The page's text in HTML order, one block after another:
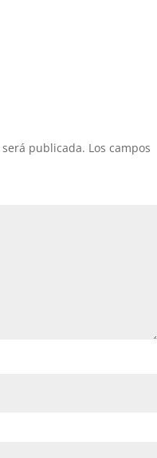
publicada. Los campos